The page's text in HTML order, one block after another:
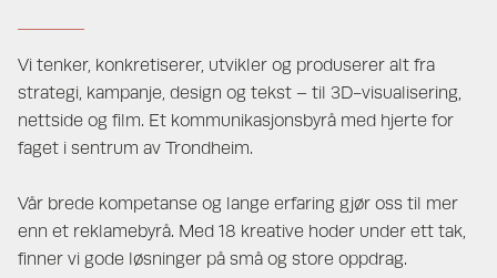
Vi tenker, konkretiserer, utvikler og produserer alt fra
strategi, kampanje, design og tekst – til 3D-visualisering,
nettside og film. Et kommunikasjonsbyrå med hjerte for
faget i sentrum av Trondheim.
Vår brede kompetanse og lange erfaring gjør oss til mer
enn et reklamebyrå. Med 18 kreative hoder under ett tak,
finner vi gode løsninger på små og store oppdrag.